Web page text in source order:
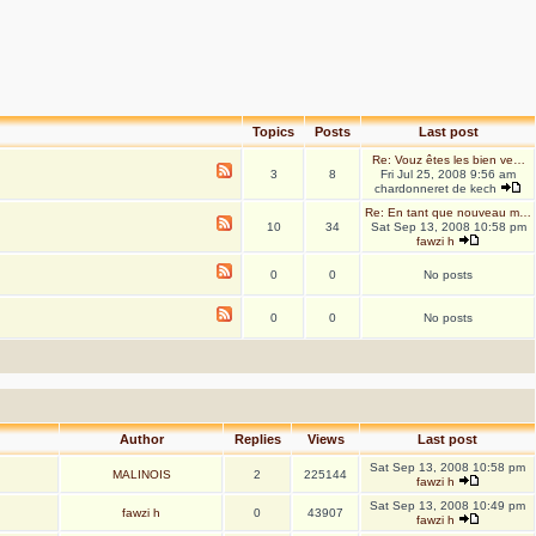
Topics Posts Last post
3 8
Re: Vouz êtes les bien ve…
Fri Jul 25, 2008 9:56 am
chardonneret de kech
10 34
Re: En tant que nouveau m…
Sat Sep 13, 2008 10:58 pm
fawzi h
0 0 No posts
0 0 No posts
Author Replies Views Last post
MALINOIS 2 225144
Sat Sep 13, 2008 10:58 pm
fawzi h
fawzi h 0 43907
Sat Sep 13, 2008 10:49 pm
fawzi h